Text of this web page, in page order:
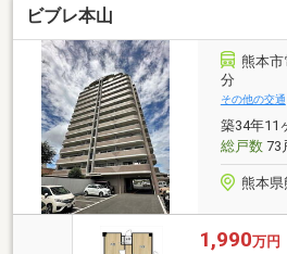
東小学校まで徒歩２０分〉通
のお子様も安心です。〈無駄
重視した間取りで家事がサク
ー】 熊本県全域の気になる物
ご内覧いただけます水曜日や
りの内覧も柔軟に対応！物件
『ハウスドゥ熊本桜町』が全
ビブレ本山
熊本
分
その他の交通
築34年11
総戸数73
熊本
1,990万円